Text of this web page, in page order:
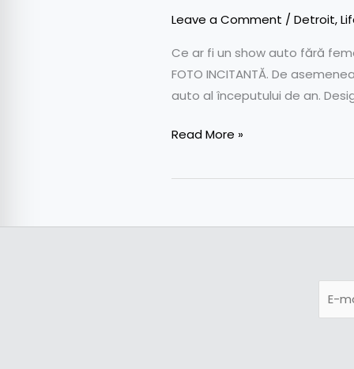
Leave a Comment /Detroit,
Ce ar fi un show auto fără
FOTO INCITANTĂ. De
auto al începutului de an.
Read More »